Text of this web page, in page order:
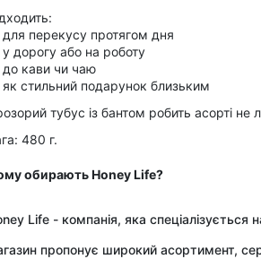
перекусу протягом дня
дорогу або на роботу
кави чи чаю
стильний подарунок близьким
тубус із бантом робить асорті
480 г.
обирають Honey Life?
Life - компанія, яка
пропонує широкий асортимент,